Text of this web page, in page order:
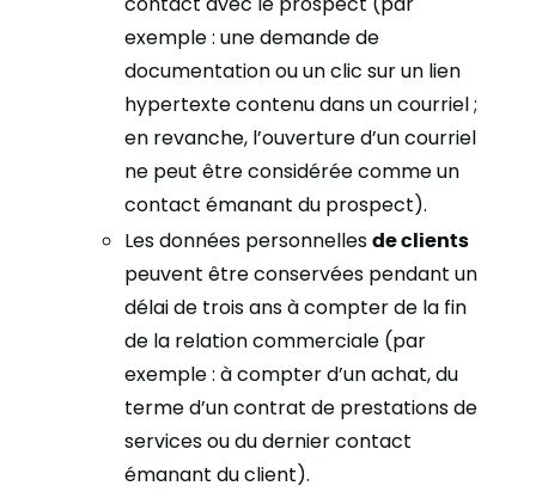
exemple : une demande de
documentation ou unclic sur un lien
hypertexte contenu dans un courriel ;
en revanche, l’ouverture d’un courriel
ne peut être considérée comme un
contact émanant du prospect).
Les données personnelles de clients
peuvent être conservées pendant un
délai de trois ans à compter de la fin
de la relation commerciale (par
exemple : à compter d’un achat, du
terme d’un contrat de prestations de
services ou du dernier contact
émanant du client).